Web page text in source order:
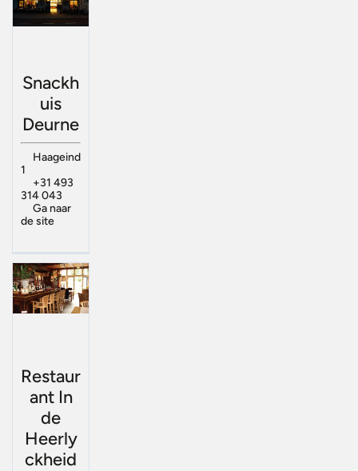
Snackh
uis
Deurne
Haageind
1
+31 493
314 043
Ga naar
de site
Restaur
ant In
de
Heerly
ckheid